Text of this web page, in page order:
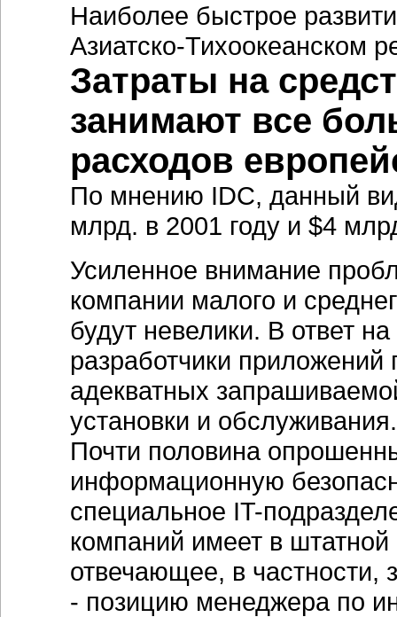
Наиболее быстрое
Азиатско-Тихоокеанском
Затраты на
занимают все
расходов
По мнению IDC, данный
млрд. в 2001 году и $4
Усиленное внимание
компании малого и
будут невелики. В ответ
разработчики
адекватных
установки и обслуживания.
Почти половина
информационную
специальное IT-
компаний имеет в штатной
отвечающее, в частности,
- позицию менеджера по